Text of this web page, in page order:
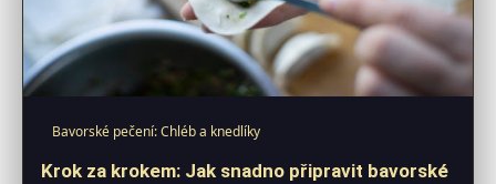
Bavorské pečení: Chléb a knedlíky
Krok za krokem: Jak snadno připravit bavorské